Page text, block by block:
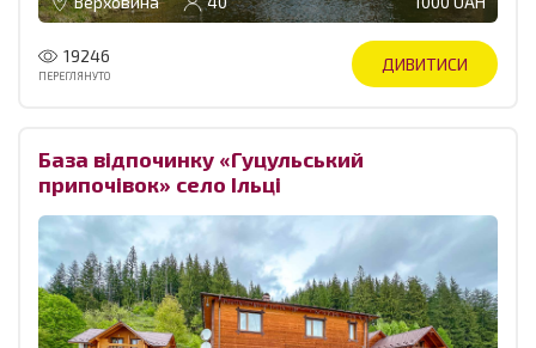
19246
ПЕРЕГЛЯНУТО
ДИВИТИСИ
База відпочинку «Гуцульський
припочівок» село Ільці